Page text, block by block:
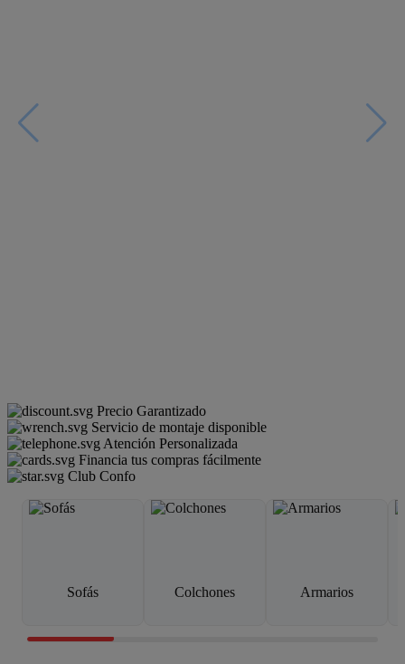
Precio Garantizado
Servicio de montaje disponible
Atención Personalizada
Financia tus compras fácilmente
Club Confo
Sofás Colchones Armarios